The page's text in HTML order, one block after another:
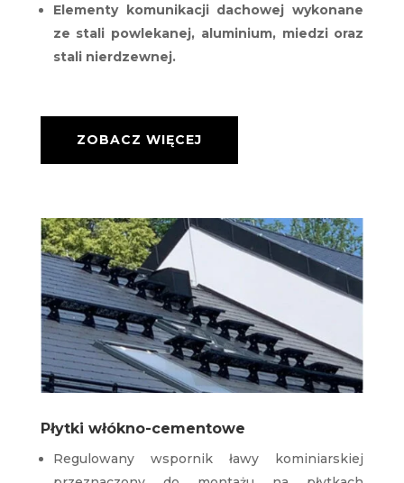
Elementy komunikacji dachowej wykonane
ze stali powlekanej, aluminium, miedzi oraz
stali nierdzewnej.
ZOBACZ WIĘCEJ
Płytki włókno-cementowe
Regulowany wspornik ławy kominiarskiej